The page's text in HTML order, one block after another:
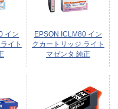
イン
イト
EPSON ICLM80 イン
クカートリッジ ライト
マゼンタ 純正